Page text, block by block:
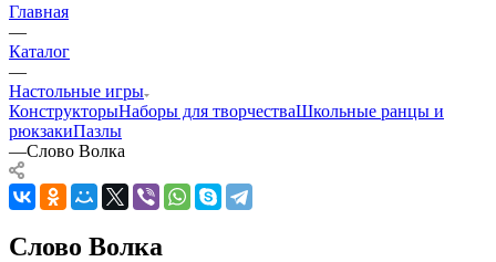
Главная
—
Каталог
—
Настольные игры
КонструкторыНаборы для творчестваШкольные ранцы и
рюкзакиПазлы
—Слово Волка
Слово Волка